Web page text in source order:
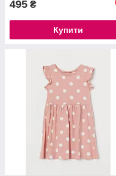
495 ₴
Купити